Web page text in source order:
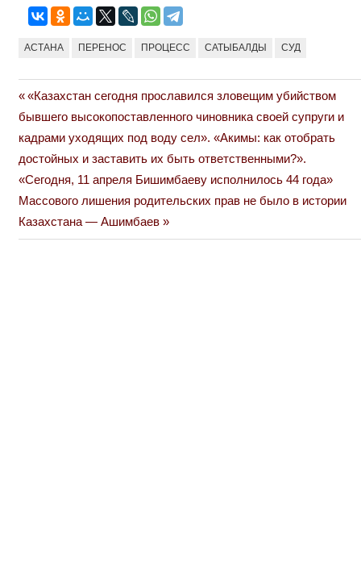
АСТАНА ПЕРЕНОС ПРОЦЕСС САТЫБАЛДЫ СУД
Навигация
по
записям
Previous
Post:
«Казахстан сегодня прославился зловещим убийством
бывшего высокопоставленного чиновника своей супруги и
кадрами уходящих под воду сел». «Акимы: как отобрать
достойных и заставить их быть ответственными?».
«Сегодня, 11 апреля Бишимбаеву исполнилось 44 года»
Next
Post:
Массового лишения родительских прав не было в истории
Казахстана — Ашимбаев